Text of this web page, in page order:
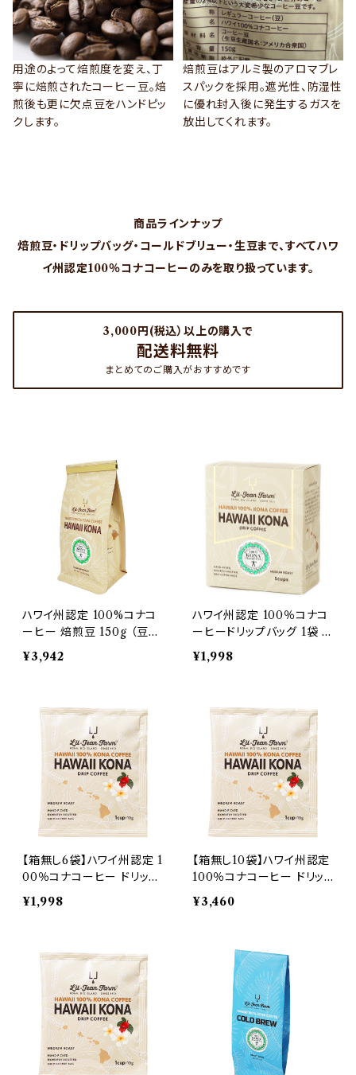
用途のよって焙煎度を変え、丁
寧に焙煎されたコーヒー豆。焙
煎後も更に欠点豆をハンドピッ
クします。
焙煎豆はアルミ製のアロマブレ
スパックを採用。遮光性、防湿性
に優れ封入後に発生するガスを
放出してくれます。
商品ラインナップ
焙煎豆・ドリップバッグ・コールドブリュー・生豆まで、すべてハワ
イ州認定100％コナコーヒーのみを取り扱っています。
3,000円(税込）以上の購入で
配送料無料
まとめてのご購入がおすすめです
ハワイ州認定 100%コナコ
ーヒー 焙煎豆 150g （豆の
まま・粉 選択可） [送料無
料] シングルオリジン [コナ
¥3,942
ハワイ州認定 100％コナコ
ーヒードリップバッグ 1袋 1
0g × 5袋 [3000円以上送
料無料] [簡単] シングルオ
¥1,998
【箱無し6袋】ハワイ州認定 1
00％コナコーヒー ドリップ
バッグ１袋 10g × 6袋 [300
0円以上送料無料] シング
¥1,998
【箱無し10袋】ハワイ州認定
100％コナコーヒー ドリッ
プバッグ１袋 10g × 10袋 シ
ングルオリジン [コナコーヒ
¥3,460